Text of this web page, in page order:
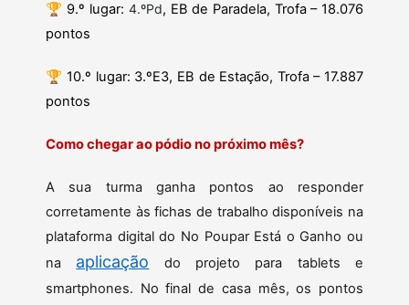
🏆 9.º lugar: 4.ºPd, EB de Paradela, Trofa – 18.076
pontos
🏆10.º lugar: 3.ºE3, EB de Estação, Trofa – 17.887
pontos
Como chegar ao pódio no próximo mês?
A sua turma ganha pontos ao responder
corretamente às fichas de trabalho disponíveis na
plataforma digital do No Poupar Está o Ganho ou
na aplicação do projeto para tablets e
smartphones. No final de casa mês, os pontos